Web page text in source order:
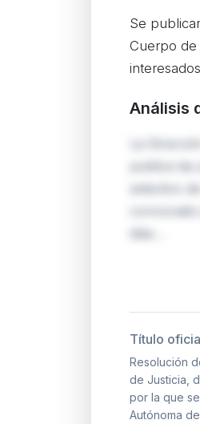
Se
Cuerpo de
Análisis
La
publica
selectivo
días…
Título
Resolución
de Justicia,
por la que
Autónoma